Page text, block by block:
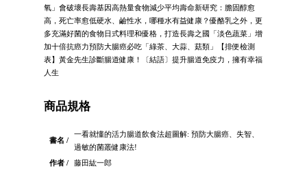
氧」會破壞長壽基因高熱量食物減少平均壽命新研究：膽固醇愈
高，死亡率愈低硬水、鹼性水，哪種水有益健康？優酪乳之外，更
多充滿好菌的食物日式料理和優格，打造長壽之國「淡色蔬菜」增
加十倍抗癌力預防大腸癌必吃「綠茶、大蒜、菇類」【排便檢測
表】黃金先生診斷腸道健康！〔結語〕提升腸道免疫力，擁有幸福
人生
商品規格
書名 /
一看就懂的活力腸道飲食法超圖解: 預防大腸癌、失智、
過敏的菌叢健康法!
作者 /
藤田紘一郎